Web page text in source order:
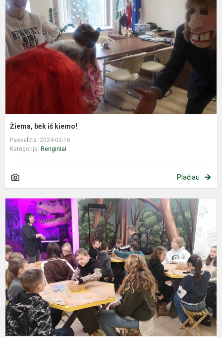
Žiema, bėk iš kiemo!
Paskelbta: 2024-02-16
Kategorija: Renginiai
Plačiau